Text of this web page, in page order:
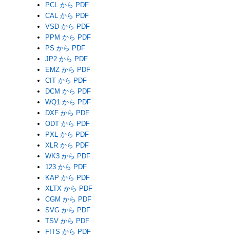
PCL から PDF
CAL から PDF
VSD から PDF
PPM から PDF
PS から PDF
JP2 から PDF
EMZ から PDF
CIT から PDF
DCM から PDF
WQ1 から PDF
DXF から PDF
ODT から PDF
PXL から PDF
XLR から PDF
WK3 から PDF
123 から PDF
KAP から PDF
XLTX から PDF
CGM から PDF
SVG から PDF
TSV から PDF
FITS から PDF